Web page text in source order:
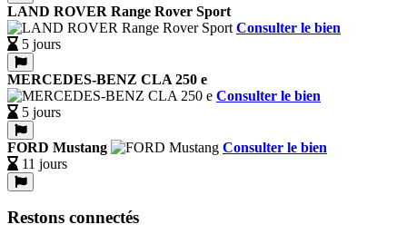
LAND ROVER Range Rover Sport
Consulter le bien
5 jours
MERCEDES-BENZ CLA 250 e
Consulter le bien
5 jours
FORD Mustang
Consulter le bien
11 jours
Restons connectés